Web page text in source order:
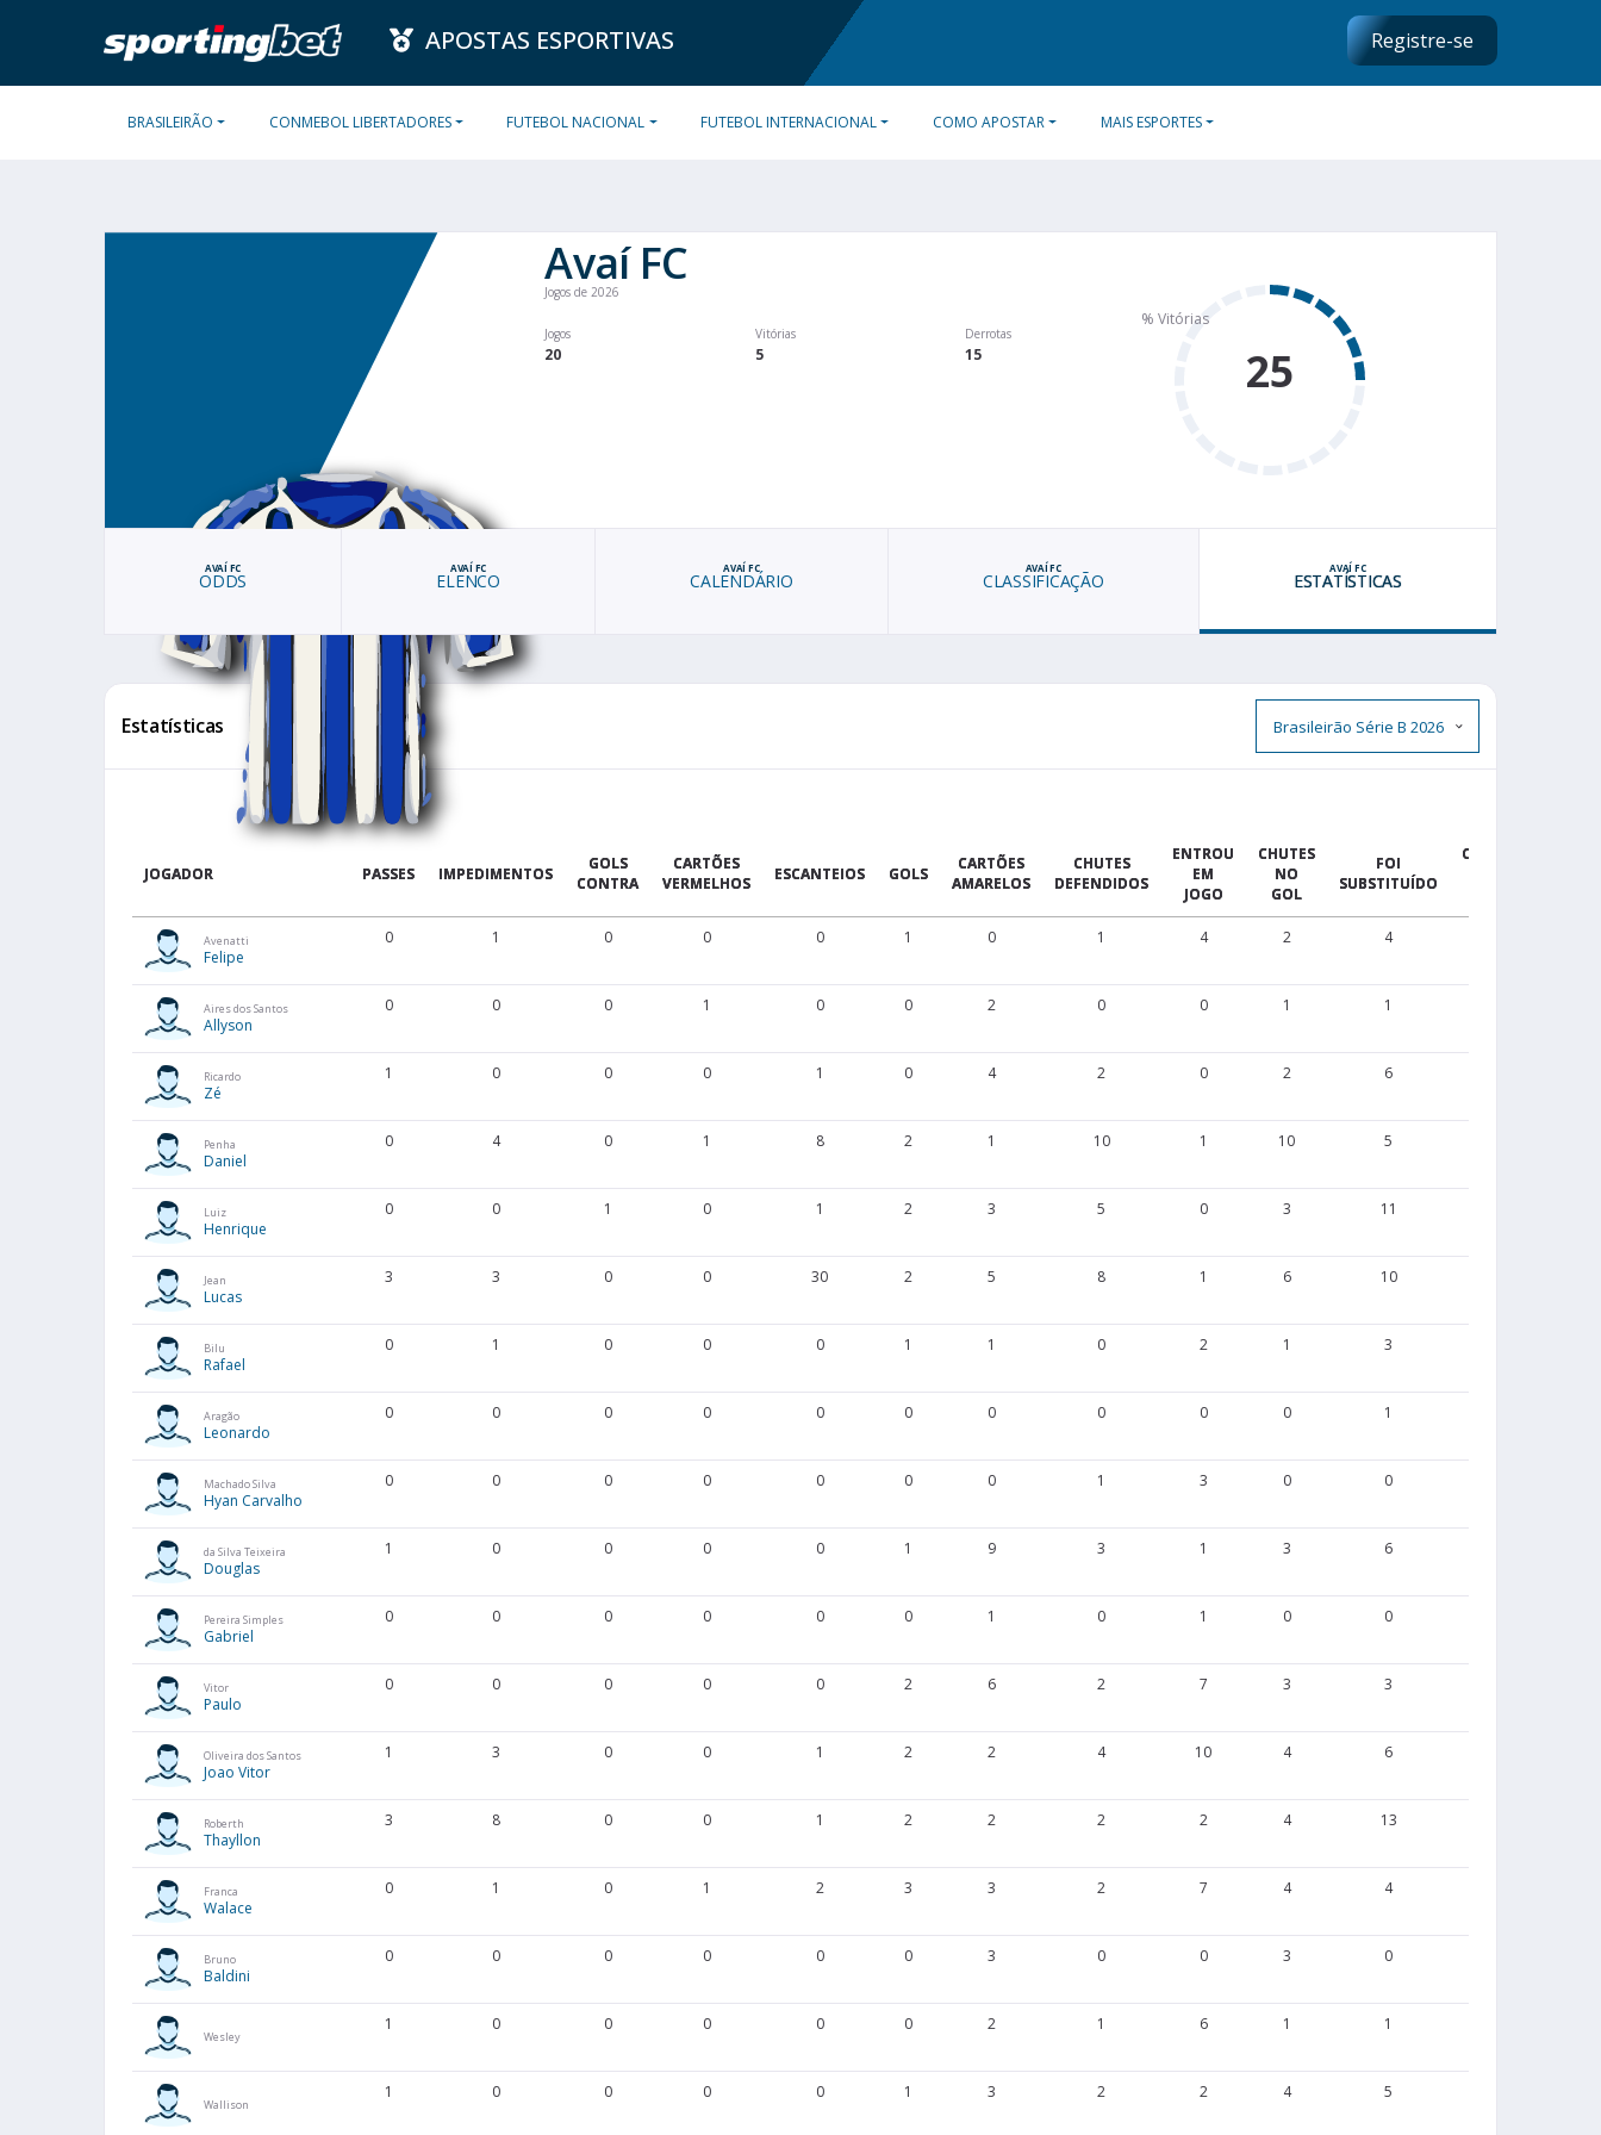
APOSTAS ESPORTIVAS Registre-se
BRASILEIRÃO CONMEBOL LIBERTADORES FUTEBOL NACIONAL FUTEBOL INTERNACIONAL COMO APOSTAR MAIS ESPORTES
Avaí FC
Jogos de 2026
Jogos
20
Vitórias
5
Derrotas
15 25
AVAÍ FC
ODDS
AVAÍ FC
ELENCO
AVAÍ FC
CALENDÁRIO
AVAÍ FC
CLASSIFICAÇÃO
AVAÍ FC
ESTATÍSTICAS
Estatísticas
JOGADOR PASSES IMPEDIMENTOS
GOLS
CONTRA
CARTÕES
VERMELHOS
ESCANTEIOS GOLS
CARTÕES
AMARELOS
CHUTES
DEFENDIDOS
ENTROU
EM
JOGO
CHUTES
NO
GOL
FOI
SUBSTITUÍDO
CHUTES
Avenatti
Felipe
0 1 0 0 0 1 0 1 4 2 4
Aires dos Santos
Allyson
0 0 0 1 0 0 2 0 0 1 1
Ricardo
Zé
1 0 0 0 1 0 4 2 0 2 6
Penha
Daniel
0 4 0 1 8 2 1 10 1 10 5
Luiz
Henrique
0 0 1 0 1 2 3 5 0 3 11
Jean
Lucas
3 3 0 0 30 2 5 8 1 6 10
Bilu
Rafael
0 1 0 0 0 1 1 0 2 1 3
Aragão
Leonardo
0 0 0 0 0 0 0 0 0 0 1
Machado Silva
Hyan Carvalho
0 0 0 0 0 0 0 1 3 0 0
da Silva Teixeira
Douglas
1 0 0 0 0 1 9 3 1 3 6
Pereira Simples
Gabriel
0 0 0 0 0 0 1 0 1 0 0
Vitor
Paulo
0 0 0 0 0 2 6 2 7 3 3
Oliveira dos Santos
Joao Vitor
1 3 0 0 1 2 2 4 10 4 6
Roberth
Thayllon
3 8 0 0 1 2 2 2 2 4 13
Franca
Walace
0 1 0 1 2 3 3 2 7 4 4
Bruno
Baldini
0 0 0 0 0 0 3 0 0 3 0
Wesley
1 0 0 0 0 0 2 1 6 1 1
Wallison
1 0 0 0 0 1 3 2 2 4 5